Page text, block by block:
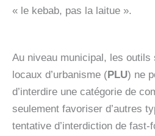
« le kebab, pas la laitue ».
Au niveau municipal, les
locaux d’urbanisme (PLU) ne
d’interdire une catégorie de
seulement favoriser d’autres
tentative d’interdiction de